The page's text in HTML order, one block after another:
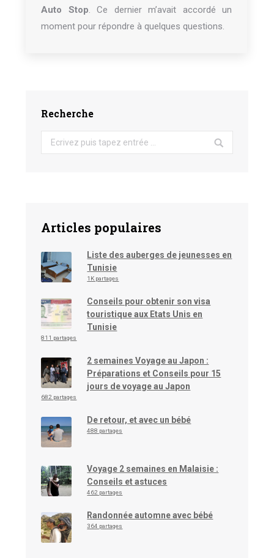
Auto Stop. Ce dernier m’avait accordé un
moment pour répondre à quelques questions.
Recherche
Search:
Articles populaires
Liste des auberges de jeunesses en
Tunisie
1K partages
Conseils pour obtenir son visa
touristique aux Etats Unis en
Tunisie
811 partages
2 semaines Voyage au Japon :
Préparations et Conseils pour 15
jours de voyage au Japon
682 partages
De retour, et avec un bébé
488 partages
Voyage 2 semaines en Malaisie :
Conseils et astuces
462 partages
Randonnée automne avec bébé
364 partages